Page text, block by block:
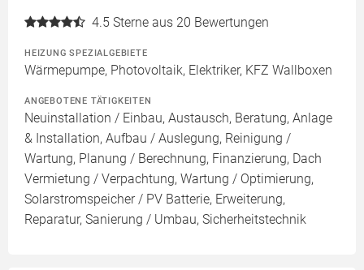
4.5 Sterne aus 20 Bewertungen
HEIZUNG SPEZIALGEBIETE
Wärmepumpe, Photovoltaik, Elektriker, KFZ Wallboxen
ANGEBOTENE TÄTIGKEITEN
Neuinstallation / Einbau, Austausch, Beratung, Anlage
& Installation, Aufbau / Auslegung, Reinigung /
Wartung, Planung / Berechnung, Finanzierung, Dach
Vermietung / Verpachtung, Wartung / Optimierung,
Solarstromspeicher / PV Batterie, Erweiterung,
Reparatur, Sanierung / Umbau, Sicherheitstechnik